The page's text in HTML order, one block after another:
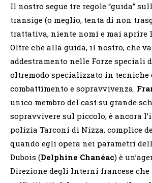
Il nostro segue tre regole “guida”
transige (o meglio, tenta di non
trattativa, niente nomi e mai aprire
Oltre che alla guida, il nostro, che
addestramento nelle Forze speciali
oltremodo specializzato in tecniche
combattimento e sopravvivenza.
unico membro del cast su grande
sopravvivere sul piccolo, è ancora
polizia Tarconi di Nizza, complice
quando egli opera nei parametri
Dubois (Delphine Chanéac) è
Direzione degli Interni francese che